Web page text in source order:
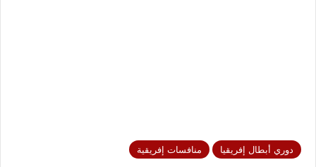
دوري أبطال إفريقيا منافسات إفريقية